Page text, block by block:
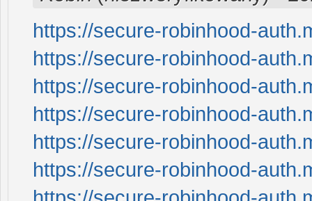
https://secure-robinhood-
https://secure-robinhood-
https://secure-robinhood-
https://secure-robinhood-
https://secure-robinhood-
https://secure-robinhood-